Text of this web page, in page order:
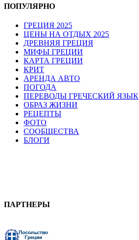
ПОПУЛЯРНО
ГРЕЦИЯ 2025
ЦЕНЫ НА ОТДЫХ 2025
ДРЕВНЯЯ ГРЕЦИЯ
МИФЫ ГРЕЦИИ
КАРТА ГРЕЦИИ
КРИТ
АРЕНДА АВТО
ПОГОДА
ПЕРЕВОДЫ ГРЕЧЕСКИЙ ЯЗЫК
ОБРАЗ ЖИЗНИ
РЕЦЕПТЫ
ФОТО
СООБЩЕСТВА
БЛОГИ
ПАРТНЕРЫ